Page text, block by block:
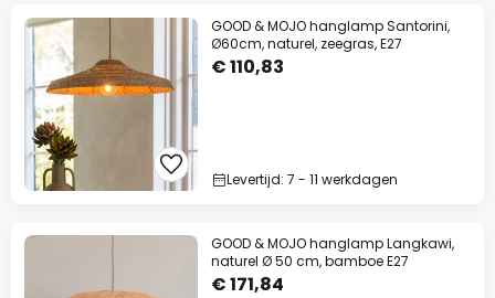
GOOD & MOJO hanglamp Santorini,
Ø60cm, naturel, zeegras, E27
€ 110,83
Levertijd: 7 - 11 werkdagen
GOOD & MOJO hanglamp Langkawi,
naturel Ø 50 cm, bamboe E27
€ 171,84